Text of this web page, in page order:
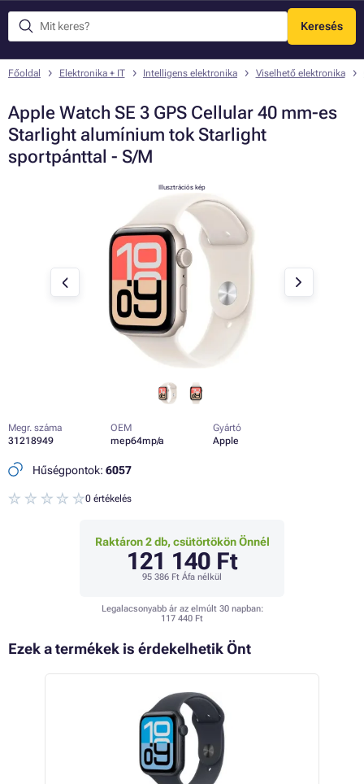
Keresés
Menü
Főoldal Elektronika + IT Intelligens elektronika Viselhető elektronika
Apple Watch SE 3 GPS Cellular 40 mm-es
Starlight alumínium tok Starlight
sportpánttal - S/M
Illusztrációs kép
Megr. száma
31218949
OEM
mep64mp/a
Gyártó
Apple
Hűségpontok: 6057
0 értékelés
Raktáron 2 db, csütörtökön Önnél
121 140 Ft
95 386 Ft Áfa nélkül
Legalacsonyabb ár az elmúlt 30 napban:
117 440 Ft
Ezek a termékek is érdekelhetik Önt